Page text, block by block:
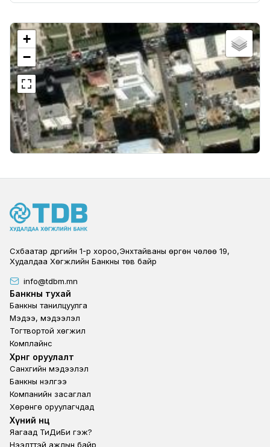
+
−
Сүхбаатар дүүргийн 1-р хороо,Энхтайваны өргөн чөлөө 19,
Худалдаа Хөгжлийн Банкны төв байр
info@tdbm.mn
Footer
Банкны тухай
Банкны танилцуулга
Мэдээ, мэдээлэл
Тогтвортой хөгжил
Комплайнс
Footer third
Хөрөнгө оруулалт
Санхүүгийн мэдээлэл
Банкны үнэлгээ
Компанийн засаглал
Хөрөнгө оруулагчдад
Footer second
Хүний нөөц
Яагаад ТиДиБи гэж?
Нээлттэй ажлын байр